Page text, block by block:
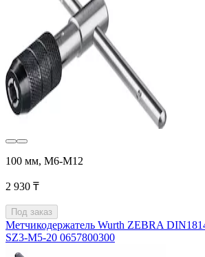
100 мм, М6-М12
2 930 ₸
Под заказ
Метчикодержатель Wurth ZEBRA
SZ3-M5-20 0657800300